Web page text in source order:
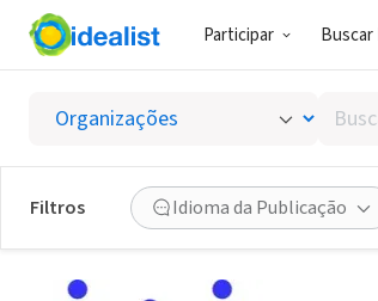
Participar Buscar
Buscar
por
chave,
ou
Filtros Idioma da Publicação